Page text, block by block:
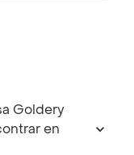
Goldery
en